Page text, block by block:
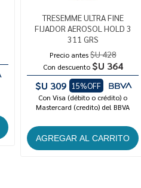
TRESEMME ULTRA FINE
FIJADOR AEROSOL HOLD 3
311 GRS
Precio antes$U 428
Con descuento $U 364
$U 309
15%OFF
Con Visa (débito o crédito) o
Mastercard (credito) del BBVA